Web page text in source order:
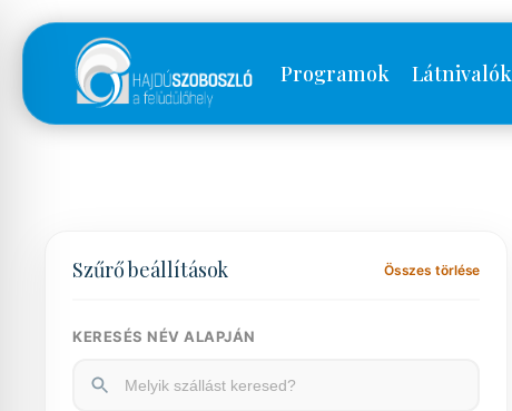
Programok Látnivalók
Szűrő beállítások Összes törlése
KERESÉS NÉV ALAPJÁN